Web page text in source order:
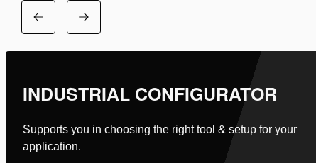
INDUSTRIAL CONFIGURATOR
Supports you in choosing the right tool & setup for your
application.